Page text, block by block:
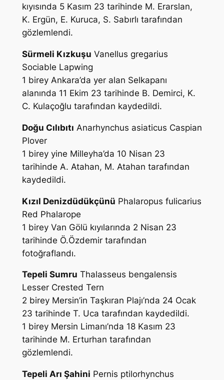
kıyısında 5 Kasım 23 tarihinde M. Erarslan,
K. Ergün, E. Kuruca, S. Sabırlı tarafından
gözlemlendi.
Sürmeli Kızkuşu Vanellus gregarius
Sociable Lapwing
1 birey Ankara’da yer alan Selkapanı
alanında 11 Ekim 23 tarihinde B. Demirci, K.
C. Kulaçoğlu tarafından kaydedildi.
Doğu Cılıbıtı Anarhynchus asiaticus Caspian
Plover
1 birey yine Milleyha’da 10 Nisan 23
tarihinde A. Atahan, M. Atahan tarafından
kaydedildi.
Kızıl Denizdüdükçünü Phalaropus fulicarius
Red Phalarope
1 birey Van Gölü kıyılarında 2 Nisan 23
tarihinde Ö.Özdemirtarafından
fotoğraflandı.
Tepeli Sumru Thalasseus bengalensis
Lesser Crested Tern
2 birey Mersin’in Taşkıran Plajı’nda 24 Ocak
23 tarihinde T. Uca tarafından kaydedildi.
1 birey Mersin Limanı’nda 18 Kasım 23
tarihinde M. Erturhan tarafından
gözlemlendi.
Tepeli Arı Şahini Pernis ptilorhynchus